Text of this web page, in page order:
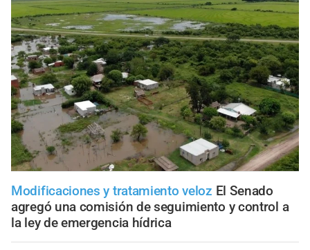
Modificaciones y tratamiento veloz El Senado
agregó una comisión de seguimiento y control a
la ley de emergencia hídrica